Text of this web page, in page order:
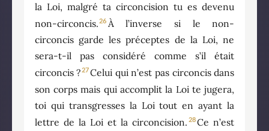
la Loi, malgré ta circoncision tu es devenu
non-circoncis.26 À l’inverse si le non-
circoncis garde les préceptes de la Loi, ne
sera-t-il pas considéré comme s’il était
circoncis ?27Celui qui n’est pas circoncis dans
son corps mais qui accomplit la Loi te jugera,
toi qui transgresses la Loi tout en ayant la
lettre de la Loi et la circoncision. 28Ce n’est